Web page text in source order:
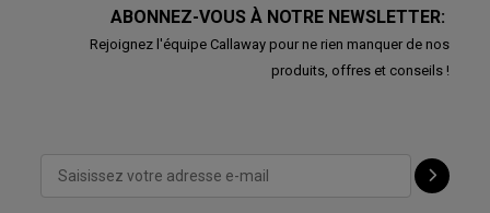
ABONNEZ-VOUS À NOTRE NEWSLETTER:
Rejoignez l'équipe Callaway pour ne rien manquer de nos
produits, offres et conseils !